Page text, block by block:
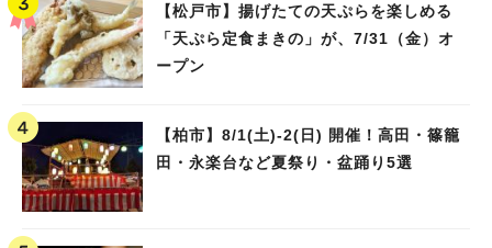
【松戸市】揚げたての天ぷらを楽しめる
「天ぷら定食まきの」が、7/31（金）オ
ープン
【柏市】8/1(土)‐2(日) 開催！高田・篠籠
田・永楽台など夏祭り・盆踊り5選